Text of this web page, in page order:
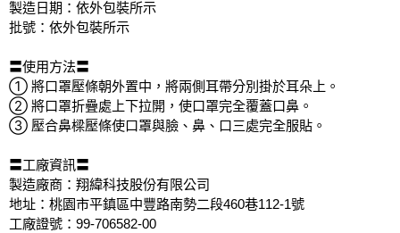
製造日期：依外包裝所示
批號：依外包裝所示
〓使用方法〓
① 將口罩壓條朝外置中，將兩側耳帶分別掛於耳朵上。
② 將口罩折疊處上下拉開，使口罩完全覆蓋口鼻。
③ 壓合鼻樑壓條使口罩與臉、鼻、口三處完全服貼。
〓工廠資訊〓
製造廠商：翔緯科技股份有限公司
地址：桃園市平鎮區中豐路南勢二段460巷112-1號
工廠證號：99-706582-00